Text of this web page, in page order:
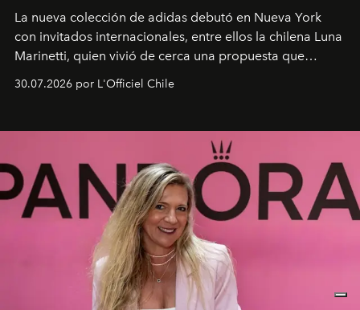
La nueva colección de adidas debutó en Nueva York
con invitados internacionales, entre ellos la chilena Luna
Marinetti, quien vivió de cerca una propuesta que
fusiona moda y rendimiento.
30.07.2026 por L'Officiel Chile